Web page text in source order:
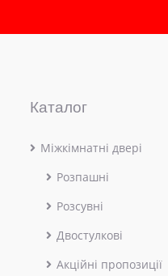
Каталог
Міжкімнатні двері
Розпашні
Розсувні
Двостулкові
Акційні пропозиції